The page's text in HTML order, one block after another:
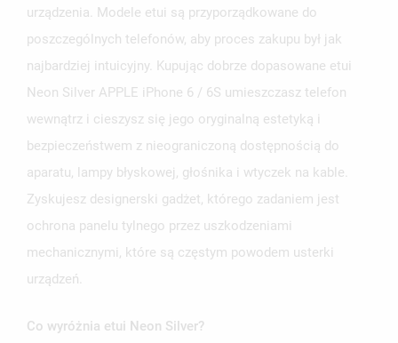
urządzenia. Modele etui są przyporządkowane do
poszczególnych telefonów, aby proces zakupu był jak
najbardziej intuicyjny. Kupując dobrze dopasowane etui
Neon Silver APPLE iPhone 6 / 6S umieszczasz telefon
wewnątrz i cieszysz się jego oryginalną estetyką i
bezpieczeństwem z nieograniczoną dostępnością do
aparatu, lampy błyskowej, głośnika i wtyczek na kable.
Zyskujesz designerski gadżet, którego zadaniem jest
ochrona panelu tylnego przez uszkodzeniami
mechanicznymi, które są częstym powodem usterki
urządzeń.
Co wyróżnia etui Neon Silver?
UTWÓRZ LISTĘ ŻYCZEŃ
ANULUJ ZALOGUJ SIĘ